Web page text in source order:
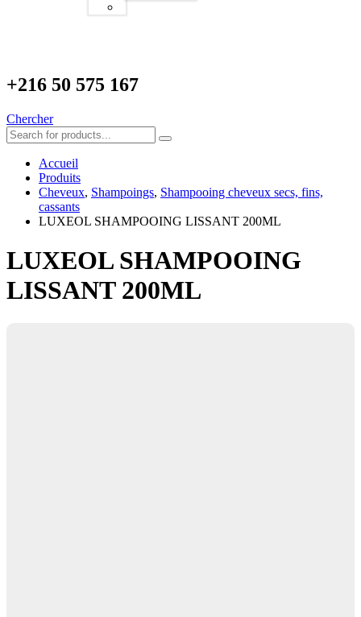
+216 50 575 167
Chercher
Accueil
Produits
Cheveux, Shampoings, Shampooing cheveux secs, fins,
cassants
LUXEOL SHAMPOOING LISSANT 200ML
LUXEOL SHAMPOOING
LISSANT 200ML